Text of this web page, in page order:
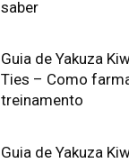
saber
Guia de Yakuza
Ties – Como
treinamento
Guia de Yakuza